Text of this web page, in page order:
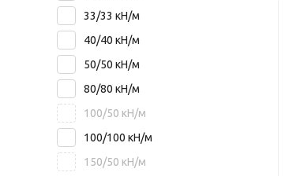
33/33 кН/м
40/40 кН/м
50/50 кН/м
80/80 кН/м
100/50 кН/м
100/100 кН/м
150/50 кН/м